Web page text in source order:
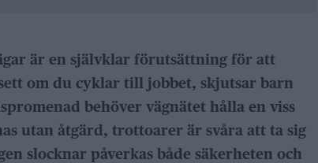
är en självklar förutsättning för att
om du cyklar till jobbet, skjutsar barn
behöver vägnätet hålla en viss
utan åtgärd, trottoarer är svåra att ta sig
slocknar påverkas både säkerheten och